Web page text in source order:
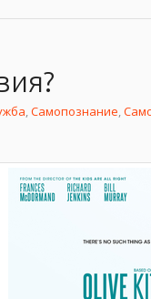
,Самопознание,